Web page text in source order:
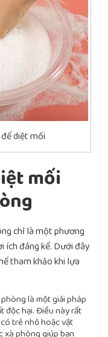
diệt mối
mối
chỉ là một phương
ích đáng kể. Dưới đây
tham khảo khi lựa
là một giải pháp
độc hại. Điều này rất
trẻ nhỏ hoặc vật
phòng giúp bạn